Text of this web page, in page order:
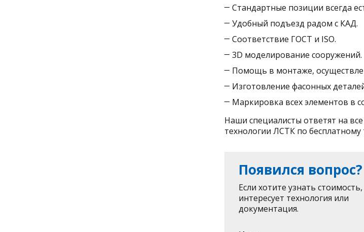
Стандартные позиции всегда
Удобный подъезд радом с КАД.
Соответствие ГОСТ и ISO.
3D моделирование сооружений.
Помощь в монтаже,
Изготовление фасонных
Маркировка всех элементов в
Наши специалисты ответят на
технологии ЛСТК по бесплатному
Появился вопрос?
Если хотите узнать стоимость,
интересует технология или
документация.